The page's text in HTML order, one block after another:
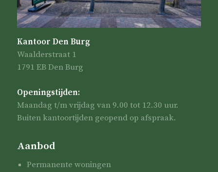
Aanbod
Permanente woningen
Kantoor Den Burg
Waalderstraat 1
1791 EB Den Burg
Openingstijden:
Maandag t/m vrijdag van 9.00 tot 12.30 uur.
Buiten kantoortijden geopend op afspraak.